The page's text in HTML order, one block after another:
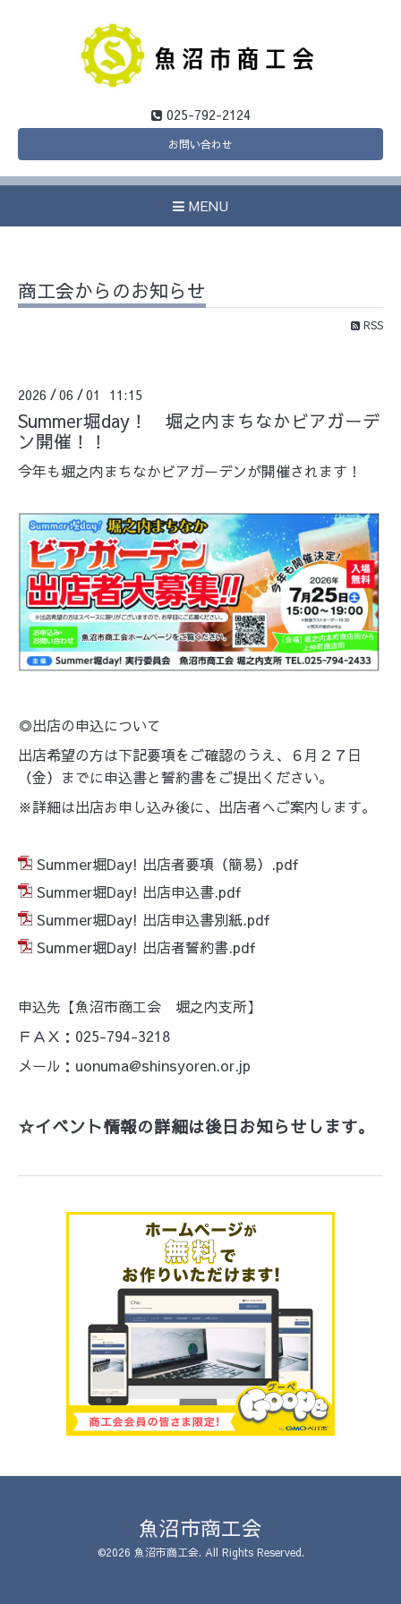
025-792-2124
お問い合わせ
MENU
商工会からのお知らせ
RSS
2026 /06 /01 11:15
Summer堀day！ 堀之内まちなかビアガーデ
ン開催！！
今年も堀之内まちなかビアガーデンが開催されます！
◎出店の申込について
出店希望の方は下記要項をご確認のうえ、６月２７日
（金）までに申込書と誓約書をご提出ください。
※詳細は出店お申し込み後に、出店者へご案内します。
Summer堀Day! 出店者要項（簡易）.pdf
Summer堀Day! 出店申込書.pdf
Summer堀Day! 出店申込書別紙.pdf
Summer堀Day! 出店者誓約書.pdf
申込先【魚沼市商工会 堀之内支所】
ＦＡＸ：025-794-3218
メール：uonuma@shinsyoren.or.jp
☆イベント情報の詳細は後日お知らせします。
魚沼市商工会
©2026 魚沼市商工会. All Rights Reserved.